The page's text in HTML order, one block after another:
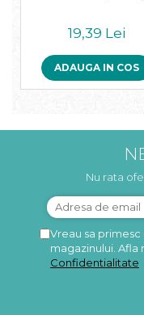
19,39 Lei
ADAUGA IN COS
Nu rata
Vreau sa
magazinului. Afla
Confidentialitate